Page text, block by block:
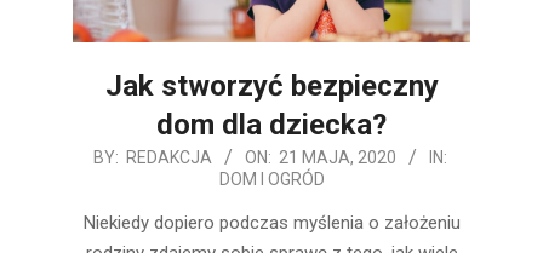
Jak stworzyć bezpieczny
dom dla dziecka?
2020-
21
BY: REDAKCJA ON: 21 MAJA, 2020
IN:
DOM I OGRÓD
Niekiedy dopiero podczas myślenia o założeniu